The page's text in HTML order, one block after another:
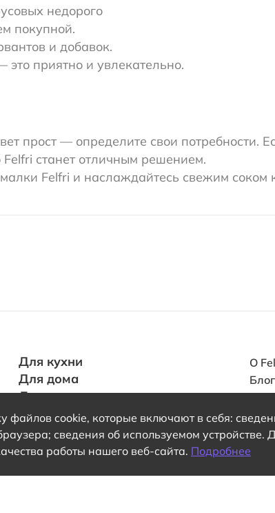
недорого
покупной.
и добавок.
это приятно и увлекательно.
прост — определите свои потребности.
станет отличным решением.
Felfri и наслаждайтесь свежим соком
Для кухни
Для дома
Для нее
Для него
Для одежды
О
Блог
файлов cookie, которые включают в себя:
сведения об используемом устройстве.
работы нашего веб-сайта. Подробнее